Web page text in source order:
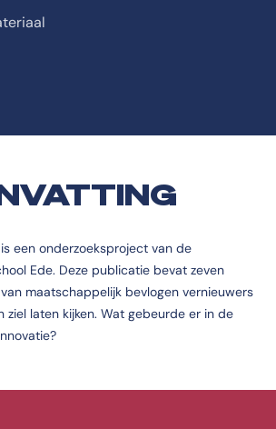
een onderzoeksproject van de
Ede. Deze publicatie bevat zeven
maatschappelijk bevlogen vernieuwers
ziel laten kijken. Wat gebeurde er in de